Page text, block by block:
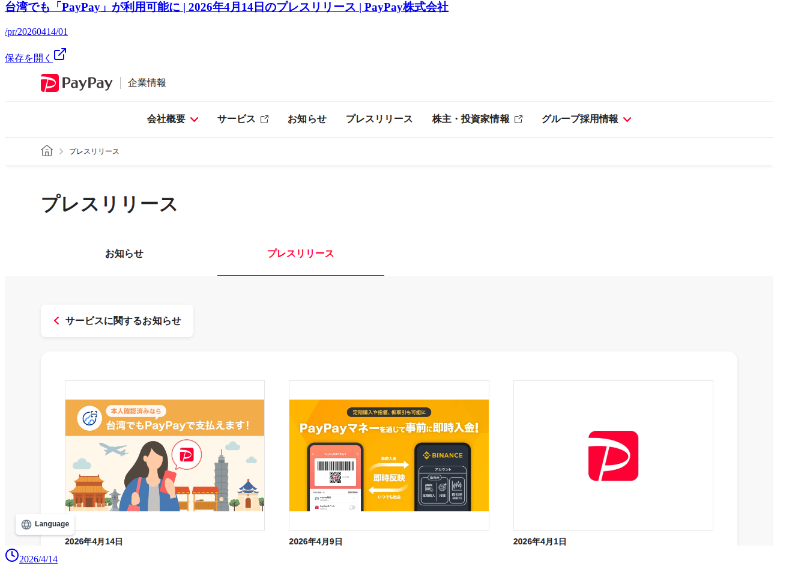
台湾でも「PayPay」が利用可能に | 2026年4月14日のプレスリリース | PayPay株式会社
/pr/20260414/01
保存を開く
2026/4/14